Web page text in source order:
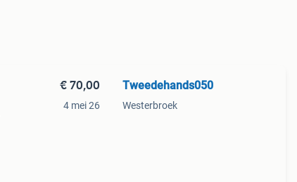
€ 70,00
4 mei 26
Tweedehands050
Westerbroek